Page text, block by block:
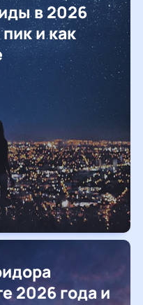
в 2026
и как
2026 года и